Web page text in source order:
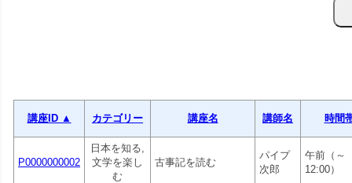
講座ID ▲ カテゴリー 講座名 講師名 時間
P0000000002
日本を知る,
文学を楽し
む
古事記を読む
パイプ
次郎
午前（～
12:00）